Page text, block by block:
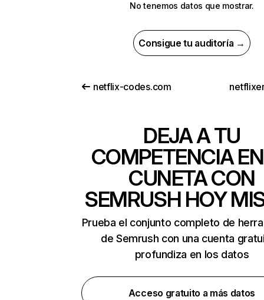
No tenemos datos que mostrar.
Consigue tu auditoría →
netflix-codes.com
DEJA A TU
COMPETENCIA
CUNETA CON
SEMRUSH HOY
Prueba el conjunto completo de
de Semrush con una cuenta
profundiza en los datos
Acceso gratuito a más datos